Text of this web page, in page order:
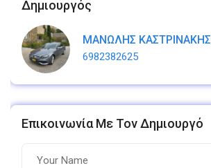
Δημιουργός
ΜΑΝΩΛΗΣ ΚΑΣΤΡΙΝΑΚΗΣ
6982382625
Επικοινωνία Με Τον Δημιουργό